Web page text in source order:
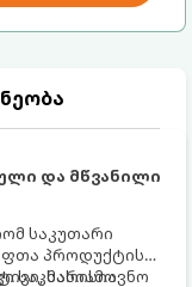
და მწვანილი
საკუთარი
პროდუქტის
საკმარისია
სასიამოვნო